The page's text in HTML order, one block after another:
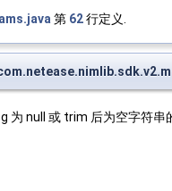
第 62行定义.
为 null 或 trim 后为空字符串